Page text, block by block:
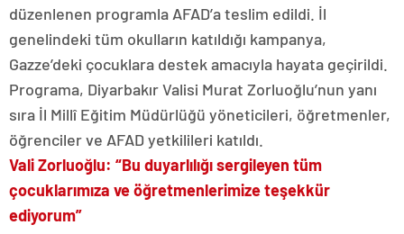
düzenlenen programla AFAD’a teslim edildi. İl
genelindeki tüm okulların katıldığı kampanya,
Gazze’deki çocuklara destek amacıyla hayata geçirildi.
Programa, Diyarbakır Valisi Murat Zorluoğlu’nun yanı
sıra İl Millî Eğitim Müdürlüğü yöneticileri, öğretmenler,
öğrenciler ve AFAD yetkilileri katıldı.
Vali Zorluoğlu: “Bu duyarlılığı sergileyen tüm
çocuklarımıza ve öğretmenlerimize teşekkür
ediyorum”